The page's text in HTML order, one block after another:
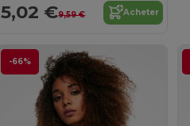
5,02 €9,59 € Acheter
-66%